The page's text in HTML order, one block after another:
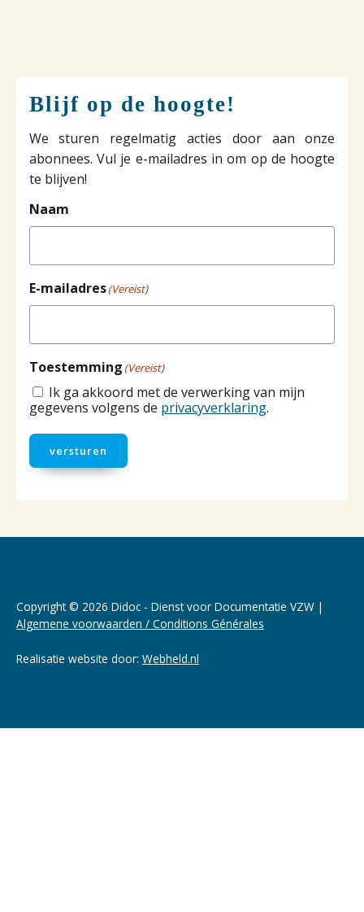
Blijf op de hoogte!
We sturen regelmatig acties door aan onze
abonnees. Vul je e-mailadres in om op de hoogte
te blijven!
Naam
E-mailadres(Vereist)
Toestemming (Vereist)
Ik ga akkoord met de verwerking van mijn
gegevens volgens de privacyverklaring.
versturen
Copyright © 2026 Didoc - Dienst voor Documentatie VZW |
Algemene voorwaarden / Conditions Générales
Realisatie website door: Webheld.nl